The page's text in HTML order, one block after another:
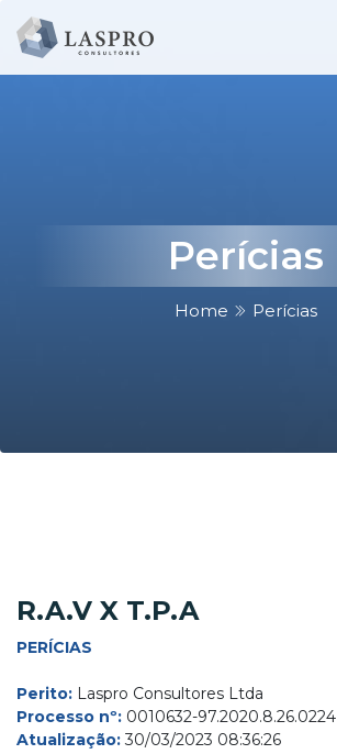
Perícias
Home Perícias
R.A.V X T.P.A
PERÍCIAS
Perito: Laspro Consultores Ltda
Processo nº: 0010632-97.2020.8.26.0224
Atualização:30/03/2023 08:36:26